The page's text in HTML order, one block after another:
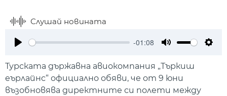
Слушай новината
-01:08
Турската държавна авиокомпания „Търкиш
еърлайнс“ официално обяви, че от 9 юни
възобновява директните си полети между